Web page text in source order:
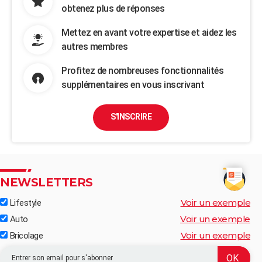
obtenez plus de réponses
Mettez en avant votre expertise et aidez les
autres membres
Profitez de nombreuses fonctionnalités
supplémentaires en vous inscrivant
S'INSCRIRE
NEWSLETTERS
Lifestyle Voir un exemple
Auto Voir un exemple
Bricolage Voir un exemple